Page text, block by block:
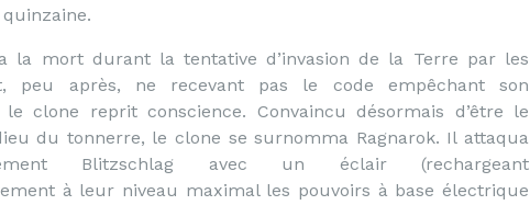
la mort durant la tentative d’invasion de la Terre par les
peu après, ne recevant pas le code empêchant son
le clone reprit conscience. Convaincu désormais d’être le
du tonnerre, le clone se surnomma Ragnarok. Il attaqua
Blitzschlag avec un éclair (rechargeant
à leur niveau maximal les pouvoirs à base électrique